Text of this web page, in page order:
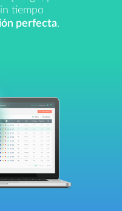
tiempo
perfecta.